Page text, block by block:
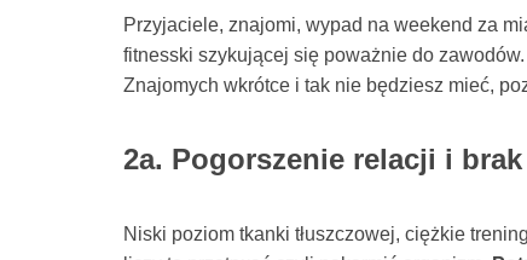
Przyjaciele, znajomi, wypad na weekend za
fitnesski szykującej się poważnie do zawodów.
Znajomych wkrótce i tak nie będziesz mieć,
2a. Pogorszenie relacji i
Niski poziom tkanki tłuszczowej, ciężkie